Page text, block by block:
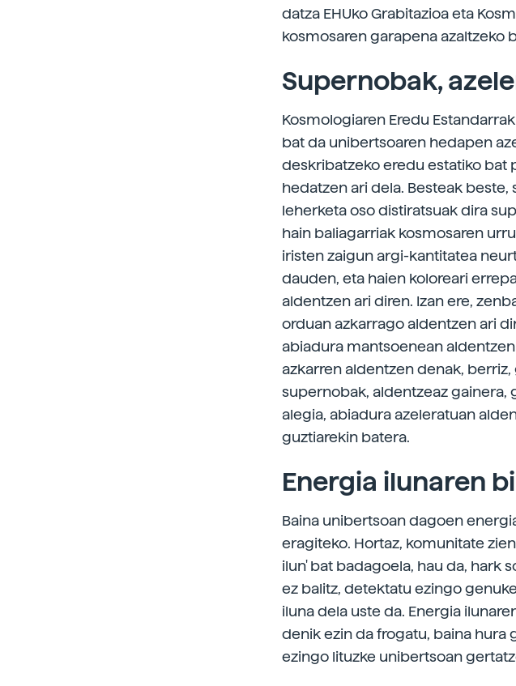
datza EHUko Grabitazioa eta
kosmosaren garapena azaltzeko
Supernobak,
Kosmologiaren Eredu
bat da unibertsoaren hedapen
deskribatzeko eredu estatiko bat
hedatzen ari dela. Besteak
leherketa oso distiratsuak dira
hain baliagarriak kosmosaren
iristen zaigun argi-kantitatea
dauden, eta haien koloreari
aldentzen ari diren. Izan ere,
orduan azkarrago aldentzen ari
abiadura mantsoenean
azkarren aldentzen denak,
supernobak, aldentzeaz gainera,
alegia, abiadura azeleratuan
guztiarekin batera.
Energia ilunaren
Baina unibertsoan dagoen
eragiteko. Hortaz, komunitate
ilun' bat badagoela, hau da, hark
ez balitz, detektatu ezingo
iluna dela uste da. Energia
denik ezin da frogatu, baina hura
ezingo lituzke unibertsoan